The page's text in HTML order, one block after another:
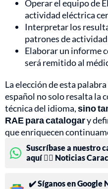
Operar el equipo de
actividad eléctrica
Interpretar los
patrones de
Elaborar un informe
será remitido al
La elección de esta
español no solo resalta la
técnica del idioma,sino
RAE para catalogary
que enriquecen
Suscríbase a nuestro
aquí 👉🏻 Noticias
✔️ Síganos en Google